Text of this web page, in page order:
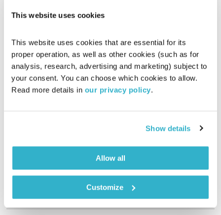
This website uses cookies
This website uses cookies that are essential for its
proper operation, as well as other cookies (such as for
analysis, research, advertising and marketing) subject to
your consent. You can choose which cookies to allow.
Read more details in our privacy policy.
Show details
Allow all
Customize
מנועים קדימה
גלית גורא-עיני
24.03.21
01:00:13
אודיו